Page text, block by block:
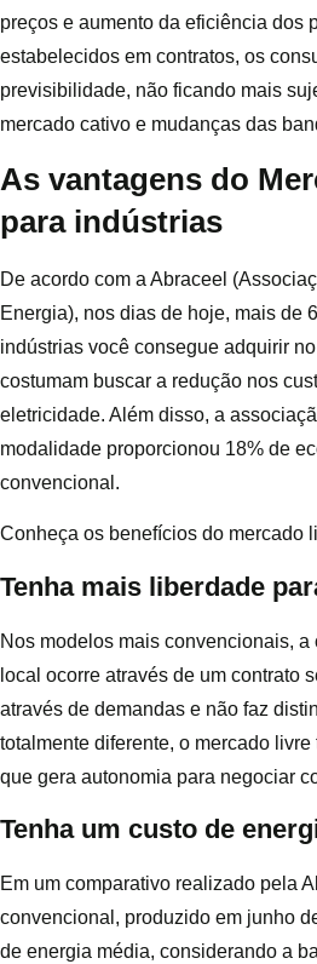
preços e aumento da eficiência dos
estabelecidos em contratos, os
previsibilidade, não ficando mais
mercado cativo e mudanças das
As vantagens do
para indústrias
De acordo com a Abraceel
Energia), nos dias de hoje, mais de
indústrias você consegue adquirir
costumam buscar a redução nos
eletricidade. Além disso, a
modalidade proporcionou 18% de
convencional.
Conheça os benefícios do mercado
Tenha mais liberdade
Nos modelos mais convencionais,
local ocorre através de um contrato
através de demandas e não faz
totalmente diferente, o mercado
que gera autonomia para negociar
Tenha um custo de
Em um comparativo realizado pela
convencional, produzido em junho
de energia média, considerando a